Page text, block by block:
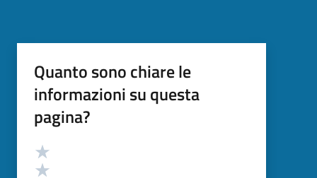
Quanto sono chiare le
informazioni su questa
pagina?
Valutazione